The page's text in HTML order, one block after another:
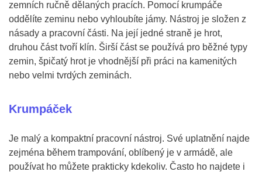
zemních ručně dělaných pracích. Pomocí krumpáče
oddělíte zeminu nebo vyhloubíte jámy. Nástroj je složen z
násady a pracovní části. Na její jedné straně je hrot,
druhou část tvoří klín. Širší část se používá pro běžné typy
zemin, špičatý hrot je vhodnější při práci na kamenitých
nebo velmi tvrdých zeminách.
Krumpáček
Je malý a kompaktní pracovní nástroj. Své uplatnění najde
zejména během trampování, oblíbený je v armádě, ale
používat ho můžete prakticky kdekoliv. Často ho najdete i